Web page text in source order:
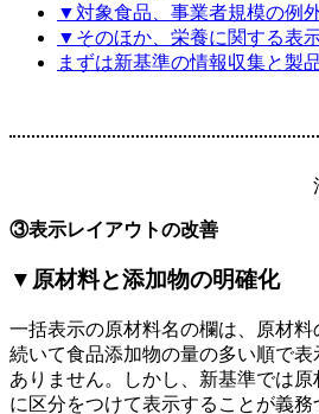
▼対象食品、事業者規模の例
▼そのほか、栄養に関する表
まずは新基準の情報収集と製
③表示レイアウトの改善
▼原材料と添加物の明確化
一括表示の原材料名の欄は、原材料
続いて食品添加物の量の多い順で
ありません。しかし、新基準では
に区分をつけて表示することが義務